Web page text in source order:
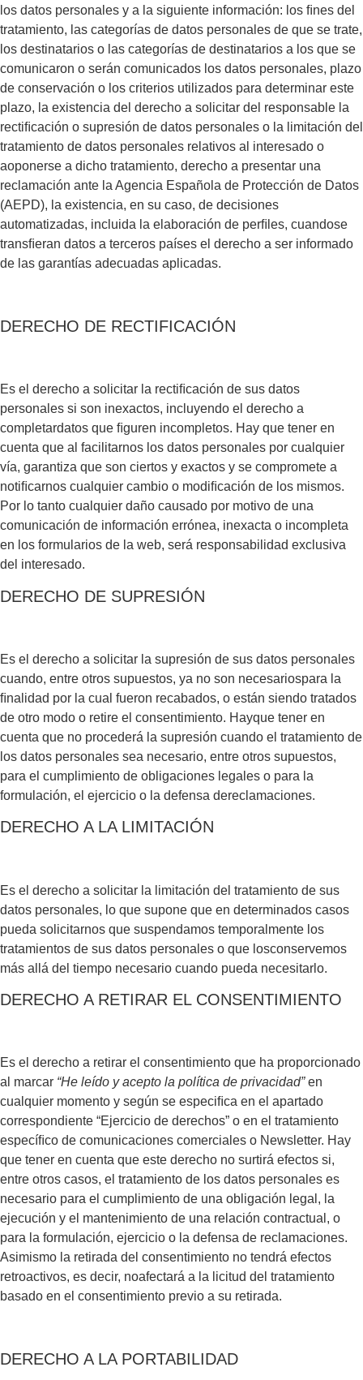
los datos personales y a la siguiente información: los ﬁnes del
tratamiento, las categorías de datos personales de que se trate,
los destinatarios o las categorías de destinatarios a los que se
comunicaron o serán comunicados los datos personales, plazo
de conservación o los criterios utilizados para determinar este
plazo, la existencia del derecho a solicitar del responsable la
rectiﬁcación o supresión de datos personales o la limitación del
tratamiento de datos personales relativos al interesado o
aoponerse a dicho tratamiento, derecho a presentar una
reclamación ante la Agencia Española de Protección de Datos
(AEPD), la existencia, en su caso, de decisiones
automatizadas, incluida la elaboración de perﬁles, cuandose
transﬁeran datos a terceros países el derecho a ser informado
de las garantías adecuadas aplicadas.
DERECHO DE RECTIFICACIÓN
Es el derecho a solicitar la rectiﬁcación de sus datos
personales si son inexactos, incluyendo el derecho a
completardatos que ﬁguren incompletos. Hay que tener en
cuenta que al facilitarnos los datos personales por cualquier
vía, garantiza que son ciertos y exactos y se compromete a
notiﬁcarnos cualquier cambio o modiﬁcación de los mismos.
Por lo tanto cualquier daño causado por motivo de una
comunicación de información errónea, inexacta o incompleta
en los formularios de la web, será responsabilidad exclusiva
del interesado.
DERECHO DE SUPRESIÓN
Es el derecho a solicitar la supresión de sus datos personales
cuando, entre otros supuestos, ya no son necesariospara la
ﬁnalidad por la cual fueron recabados, o están siendo tratados
de otro modo o retire el consentimiento. Hayque tener en
cuenta que no procederá la supresión cuando el tratamiento de
los datos personales sea necesario, entre otros supuestos,
para el cumplimiento de obligaciones legales o para la
formulación, el ejercicio o la defensa dereclamaciones.
DERECHO A LA LIMITACIÓN
Es el derecho a solicitar la limitación del tratamiento de sus
datos personales, lo que supone que en determinados casos
pueda solicitarnos que suspendamos temporalmente los
tratamientos de sus datos personales o que losconservemos
más allá del tiempo necesario cuando pueda necesitarlo.
DERECHO A RETIRAR EL CONSENTIMIENTO
Es el derecho a retirar el consentimiento que ha proporcionado
al marcar “He leído y acepto la política de privacidad”en
cualquier momento y según se especiﬁca en el apartado
correspondiente “Ejercicio de derechos” o en el tratamiento
especíﬁco de comunicaciones comerciales o Newsletter. Hay
que tener en cuenta que este derecho no surtirá efectos si,
entre otros casos, el tratamiento de los datos personales es
necesario para el cumplimiento de una obligación legal, la
ejecución y el mantenimiento de una relación contractual, o
para la formulación, ejercicio o la defensa de reclamaciones.
Asimismo la retirada del consentimiento no tendrá efectos
retroactivos, es decir, noafectará a la licitud del tratamiento
basado en el consentimiento previo a su retirada.
DERECHO A LA PORTABILIDAD